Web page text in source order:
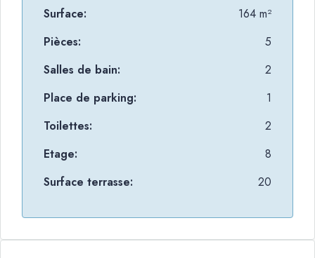
Surface:
164 m²
Pièces:
5
Salles de bain:
2
Place de parking:
1
Toilettes:
2
Etage:
8
Surface terrasse:
20